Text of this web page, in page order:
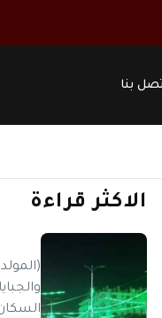
بنا
الاكثر قراءة